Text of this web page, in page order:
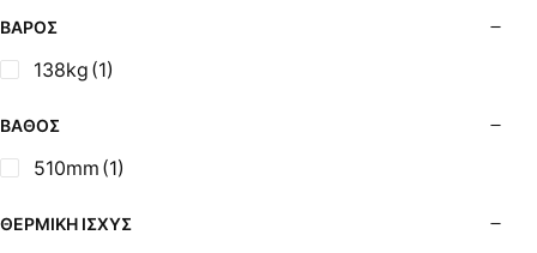
Σόμπες Πετρελαίου (StarStoves)
Σόμπες Πετρελαίου (ΟΒΕΛ)
Σόμπες Πετρελαίου Αερόθερμες (Agorastos)
Σόμπες Υγραερίου
Σούβλες - Εργαλεία Ψησίματος BBQ
ΒΆΡΟΣ
138kg (1)
ΒΆΘΟΣ
510mm (1)
ΘΕΡΜΙΚΉ ΙΣΧΎΣ